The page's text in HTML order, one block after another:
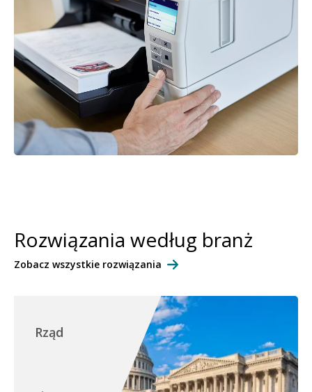
Rozwiązania według branż
Zobacz wszystkie rozwiązania
Rząd